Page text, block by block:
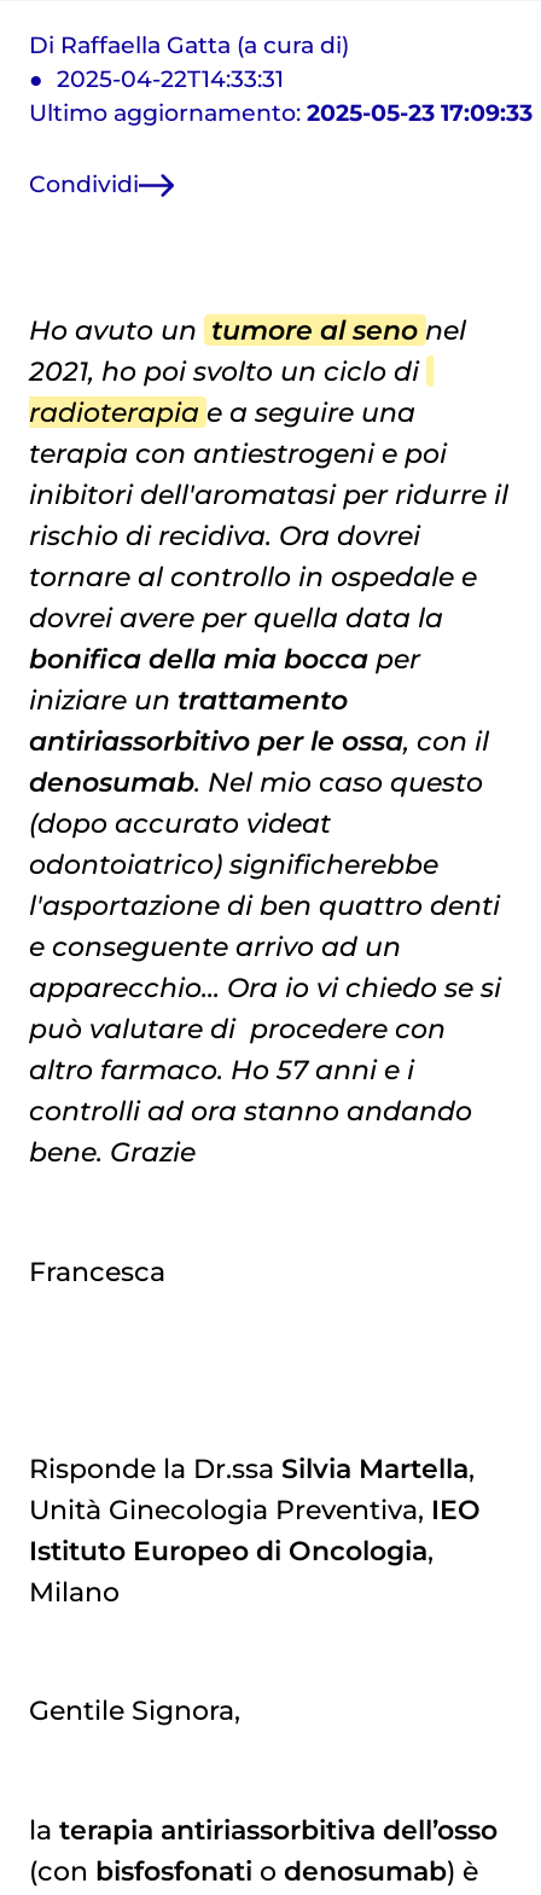
Di Raffaella Gatta (a cura di)
2025-04-22T14:33:31
Ultimo aggiornamento: 2025-05-23 17:09:33
Condividi
Ho avuto un tumore al seno nel
2021, ho poi svolto un ciclo di
radioterapia e a seguire una
terapia con antiestrogeni e poi
inibitori dell'aromatasi per ridurre il
rischio di recidiva. Ora dovrei
tornare al controllo in ospedale e
dovrei avere per quella data la
bonifica della mia boccaper
iniziare un trattamento
antiriassorbitivo per le ossa, con il
denosumab. Nel mio caso questo
(dopo accurato videat
odontoiatrico) significherebbe
l'asportazione di ben quattro denti
e conseguente arrivo ad un
apparecchio... Ora io vi chiedo se si
può valutare di procedere con
altro farmaco. Ho 57 anni e i
controlli ad ora stanno andando
bene. Grazie
Francesca
Risponde la Dr.ssa Silvia Martella,
Unità Ginecologia Preventiva, IEO
Istituto Europeo di Oncologia,
Milano
Gentile Signora,
la terapia antiriassorbitiva dell’osso
(con bisfosfonati o denosumab) è